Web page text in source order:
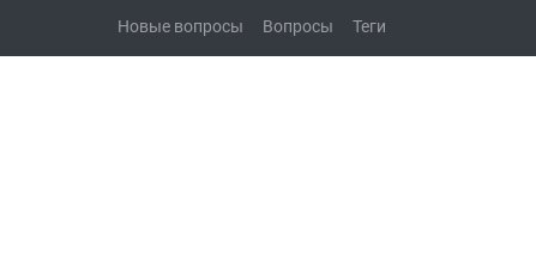
Новые вопросы Вопросы Теги